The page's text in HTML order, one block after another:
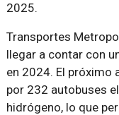
2025.
Transportes
llegar a contar con
en 2024. El próximo
por 232 autobuses
hidrógeno, lo que